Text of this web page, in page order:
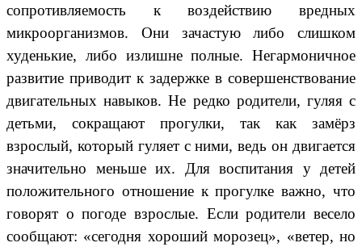
сопротивляемость к воздействию вредных
микроорганизмов. Они зачастую либо слишком
худенькие, либо излишне полные. Негармоничное
развитие приводит к задержке в совершенствование
двигательных навыков. Не редко родители, гуляя с
детьми, сокращают прогулки, так как замёрз
взрослый, который гуляет с ними, ведь он двигается
значительно меньше их. Для воспитания у детей
положительного отношение к прогулке важно, что
говорят о погоде взрослые. Если родители весело
сообщают: «сегодня хороший морозец», «ветер, но